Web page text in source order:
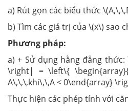
a) Rút gọn các biểu thức
b) Tìm các giá trị của \(x\) sao
Phương pháp:
a) + Sử dụng hằng đẳng
\right| = \left\{
A\,\,\,khi\,\,A < 0\end{array}
Thực hiện các phép tính với